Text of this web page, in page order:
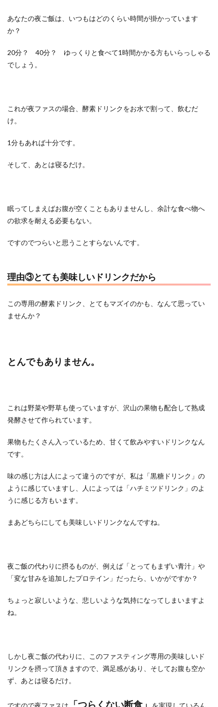
あなたの夜ご飯は、いつもはどのくらい時間が掛かっています
か？
20分？ 40分？ ゆっくりと食べて1時間かかる方もいらっしゃる
でしょう。
これが夜ファスの場合、酵素ドリンクをお水で割って、飲むだ
け。
1分もあれば十分です。
そして、あとは寝るだけ。
眠ってしまえばお腹が空くこともありませんし、余計な食べ物へ
の欲求を耐える必要もない。
ですのでつらいと思うことすらないんです。
理由③とても美味しいドリンクだから
この専用の酵素ドリンク、とてもマズイのかも、なんて思ってい
ませんか？
とんでもありません。
これは野菜や野草も使っていますが、沢山の果物も配合して熟成
発酵させて作られています。
果物もたくさん入っているため、甘くて飲みやすいドリンクなん
です。
味の感じ方は人によって違うのですが、私は「黒糖ドリンク」の
ように感じていますし、人によっては「ハチミツドリンク」のよ
うに感じる方もいます。
まあどちらにしても美味しいドリンクなんですね。
夜ご飯の代わりに摂るものが、例えば「とってもまずい青汁」や
「変な甘みを追加したプロテイン」だったら、いかがですか？
ちょっと寂しいような、悲しいような気持になってしまいますよ
ね。
しかし夜ご飯の代わりに、このファスティング専用の美味しいド
リンクを摂って頂きますので、満足感があり、そしてお腹も空か
ず、あとは寝るだけ。
ですので夜ファスは 「つらくない断食」
を実現しているん